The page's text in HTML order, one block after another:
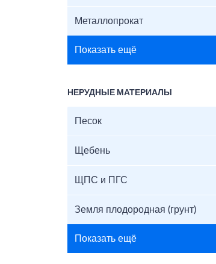
Металлопрокат
Показать ещё
НЕРУДНЫЕ МАТЕРИАЛЫ
Песок
Щебень
ЩПС и ПГС
Земля плодородная (грунт)
Показать ещё